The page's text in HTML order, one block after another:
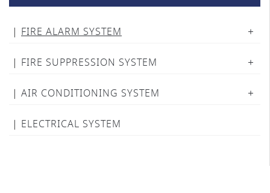
FIRE ALARM SYSTEM
FIRE SUPPRESSION SYSTEM
AIR CONDITIONING SYSTEM
ELECTRICAL SYSTEM